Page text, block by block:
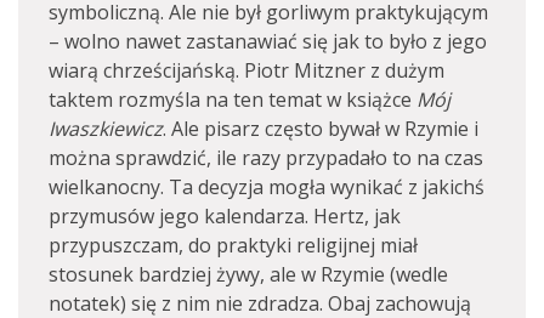
symboliczną. Ale nie był gorliwym praktykującym
– wolno nawet zastanawiać się jak to było z jego
wiarą chrześcijańską. Piotr Mitzner z dużym
taktem rozmyśla na ten temat w książce Mój
Iwaszkiewicz. Ale pisarz często bywał w Rzymie i
można sprawdzić, ile razy przypadało to na czas
wielkanocny. Ta decyzja mogła wynikać z jakichś
przymusów jego kalendarza. Hertz, jak
przypuszczam, do praktyki religijnej miał
stosunek bardziej żywy, ale w Rzymie (wedle
notatek) się z nim nie zdradza. Obaj zachowują